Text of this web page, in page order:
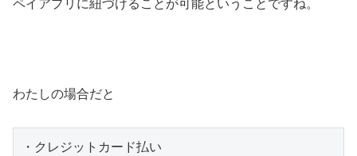
ペイアプリに紐づけることが可能ということですね。
わたしの場合だと
・クレジットカード払い